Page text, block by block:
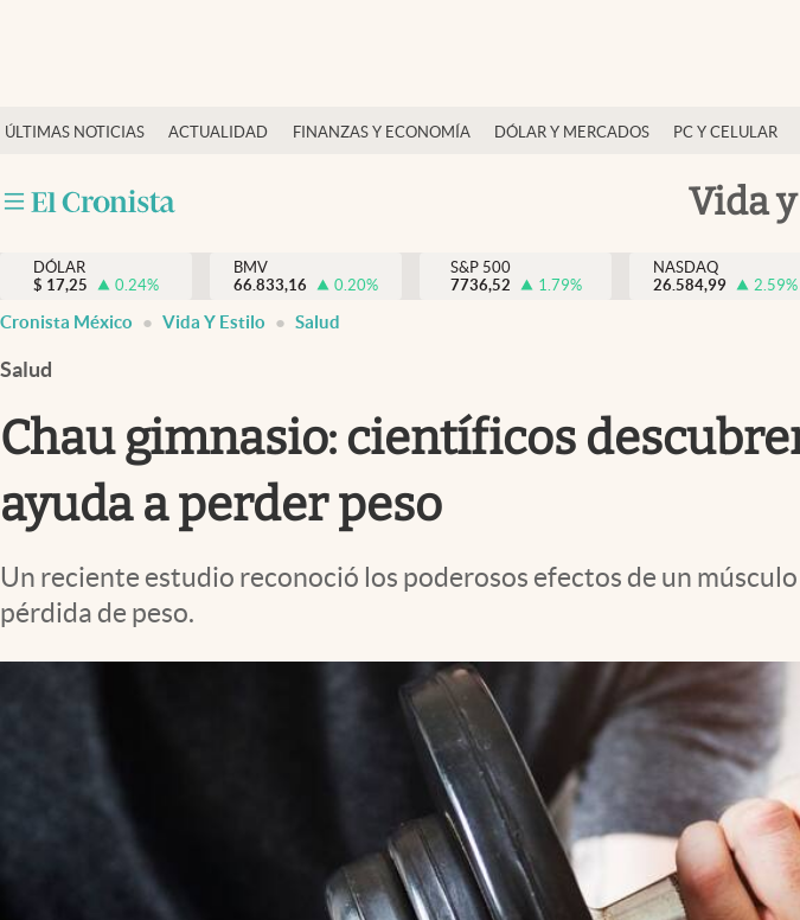
ÚLTIMAS NOTICIAS ACTUALIDAD FINANZAS Y ECONOMÍA DÓLAR Y MERCADOS PC Y CELULAR
Vida
Actualidad
Internacionales
Opinión
Brand Strategy
Vida y estilo
Tv
Espiritualidad
DÓLAR
$ 17,25 0.24%
BMV
66.833,16
0.20%
S&P 500
7736,52
1.79%
NASDAQ
26.584,99
2.59%
Cronista México Vida Y Estilo Salud
Salud
Chau gimnasio: científicos
ayuda a perder peso
Un reciente estudio reconoció los poderosos efectos de un
pérdida de peso.